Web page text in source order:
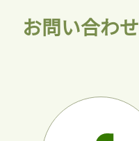
お問い合わせ